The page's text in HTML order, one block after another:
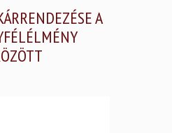
A